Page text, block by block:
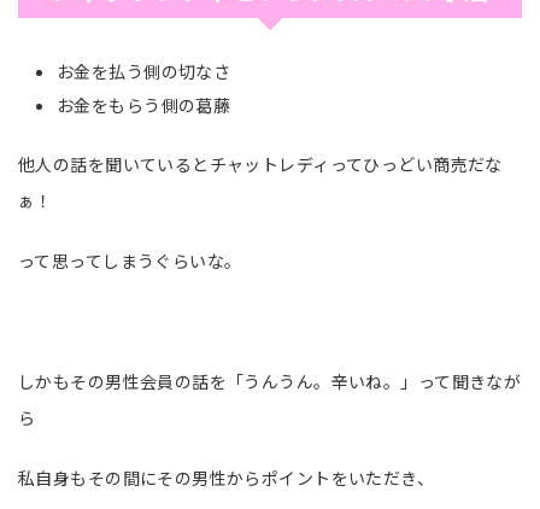
お金を払う側の切なさ
お金をもらう側の葛藤
他人の話を聞いているとチャットレディってひっどい商売だな
ぁ！
って思ってしまうぐらいな。
しかもその男性会員の話を「うんうん。辛いね。」って聞きなが
ら
私自身もその間にその男性からポイントをいただき、